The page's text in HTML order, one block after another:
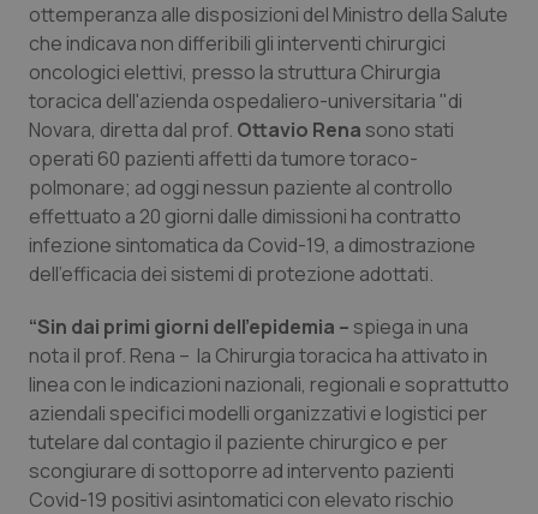
Basilicata
Calabria
Campania
Emilia-Romagna
Friuli Venezia Giulia
Lazio
Liguria
Lombardia
Artrite & artrosi
Asma & BPCO
Car-T
Colesterolo & coronaropatie
Diabete & glucometri
Disturbi dell’umore
Dolore
QS Club Newsletter
ottemperanza alle disposizioni del Ministro della Salute
che indicava non differibili gli interventi chirurgici
oncologici elettivi, presso la struttura Chirurgia
toracica dell'azienda ospedaliero-universitaria "di
Novara, diretta dal prof. Ottavio Rena sono stati
operati 60 pazienti affetti da tumore toraco-
polmonare; ad oggi nessun paziente al controllo
effettuato a 20 giorni dalle dimissioni ha contratto
infezione sintomatica da Covid-19, a dimostrazione
dell’efficacia dei sistemi di protezione adottati.
“Sin dai primi giorni dell'epidemia – spiega in una
nota il prof. Rena – la Chirurgia toracica ha attivato in
linea con le indicazioni nazionali, regionali e soprattutto
aziendali specifici modelli organizzativi e logistici per
tutelare dal contagio il paziente chirurgico e per
scongiurare di sottoporre ad intervento pazienti
Covid-19 positivi asintomatici con elevato rischio